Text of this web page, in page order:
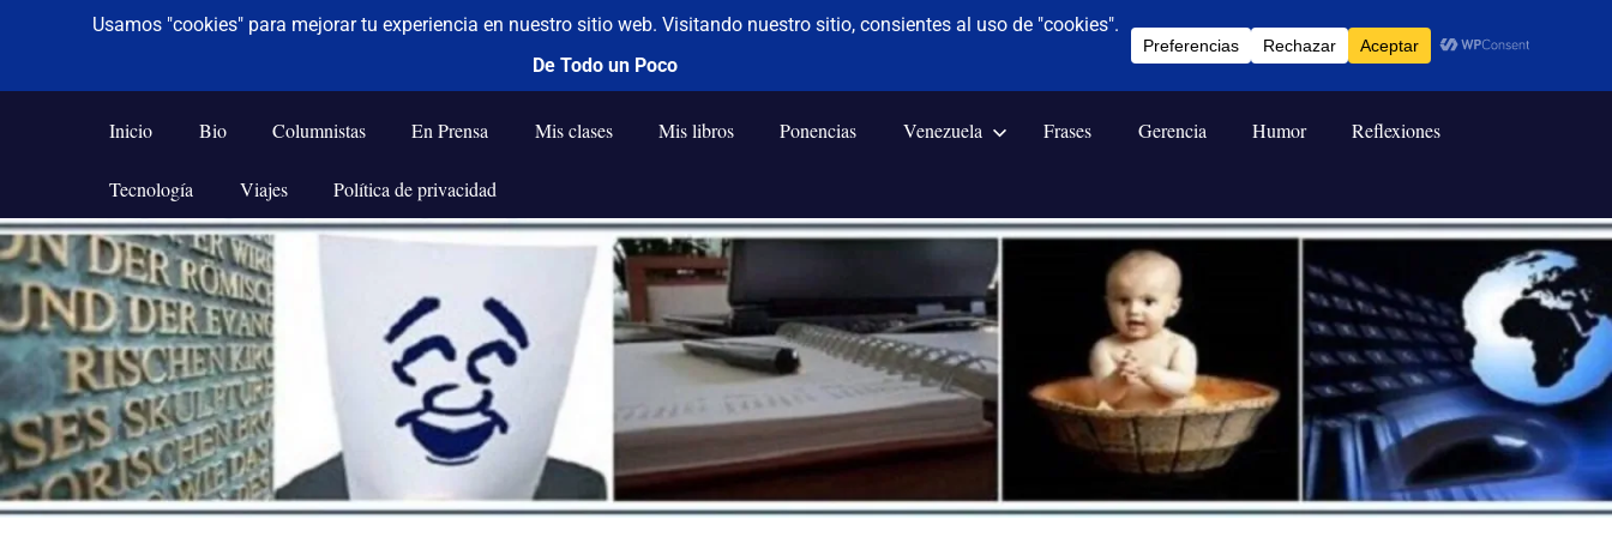
Saltar
al
contenido
De todo un poco
Frases,
Humor,
Tecnología
y
Viajes
Inicio Bio Columnistas En Prensa Mis clases Mis libros Ponencias Venezuela Frases Gerencia Humor Reflexiones
Tecnología Viajes Política de privacidad